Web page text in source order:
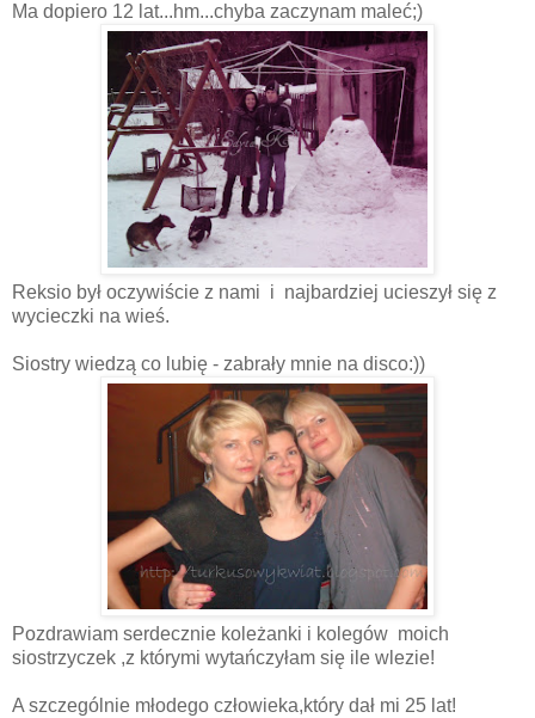
Ma dopiero 12 lat...hm...chyba zaczynam maleć;)
Reksio był oczywiście z nami i najbardziej ucieszył się z
wycieczki na wieś.
Siostry wiedzą co lubię - zabrały mnie na disco:))
Pozdrawiam serdecznie koleżanki i kolegów moich
siostrzyczek ,z którymi wytańczyłam się ile wlezie!
A szczególnie młodego człowieka,który dał mi 25 lat!